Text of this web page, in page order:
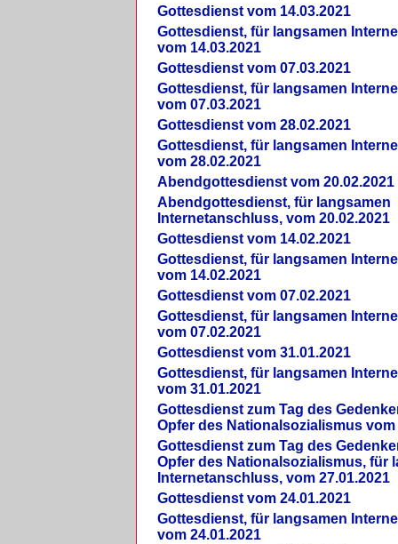
Gottesdienst vom 14.03.2021
Gottesdienst, für langsamen
vom 14.03.2021
Gottesdienst vom 07.03.2021
Gottesdienst, für langsamen
vom 07.03.2021
Gottesdienst vom 28.02.2021
Gottesdienst, für langsamen
vom 28.02.2021
Abendgottesdienst vom 20.02.2021
Abendgottesdienst, für langsamen
Internetanschluss, vom 20.02.2021
Gottesdienst vom 14.02.2021
Gottesdienst, für langsamen
vom 14.02.2021
Gottesdienst vom 07.02.2021
Gottesdienst, für langsamen
vom 07.02.2021
Gottesdienst vom 31.01.2021
Gottesdienst, für langsamen
vom 31.01.2021
Gottesdienst zum Tag des
Opfer des Nationalsozialismus vom
Gottesdienst zum Tag des
Opfer des Nationalsozialismus, für
Internetanschluss, vom 27.01.2021
Gottesdienst vom 24.01.2021
Gottesdienst, für langsamen
vom 24.01.2021